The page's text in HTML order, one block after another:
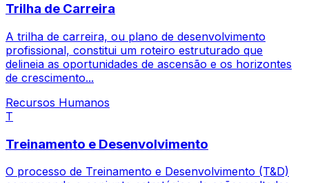
Trilha de Carreira
A trilha de carreira, ou plano de desenvolvimento
profissional, constitui um roteiro estruturado que
delineia as oportunidades de ascensão e os horizontes
de crescimento...
Recursos Humanos
T
Treinamento e Desenvolvimento
O processo de Treinamento e Desenvolvimento (T&D)